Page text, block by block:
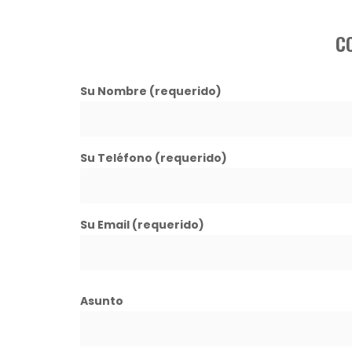
Su Nombre (requerido)
Su Teléfono (requerido)
Su Email (requerido)
Asunto